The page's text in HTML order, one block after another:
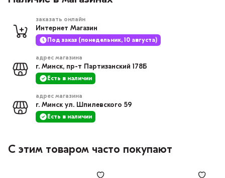
заказать онлайн
Интернет Магазин
Под заказ (понедельник, 10 августа)
адрес магазина
г. Минск, пр-т Партизанский 178Б
Есть в наличии
адрес магазина
г. Минск ул. Шпилевского 59
Есть в наличии
С этим товаром часто покупают